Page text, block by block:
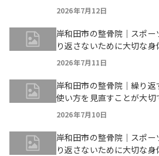
2026年7月12日
岸和田市の整骨院｜スポ
り返さないために大切な
2026年7月11日
岸和田市の整骨院｜繰り
使い方を見直すことが大切
2026年7月10日
岸和田市の整骨院｜スポ
り返さないために大切な身